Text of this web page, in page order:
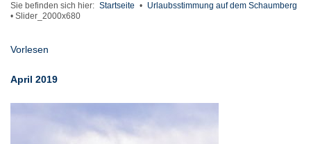
Sie befinden sich hier: Startseite • Urlaubsstimmung auf dem Schaumberg
• Slider_2000x680
Vorlesen
April 2019